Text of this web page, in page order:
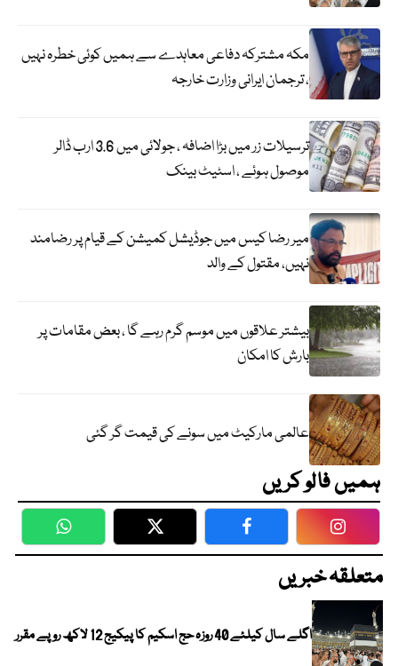
مکہ مشترکہ دفاعی معاہدے سے ہمیں کوئی خطرہ نہیں
، ترجمان ایرانی وزارت خارجہ
ترسیلات زر میں بڑا اضافہ ، جولائی میں 3.6 ارب ڈالر
موصول ہوئے ، اسٹیٹ بینک
میر رضا کیس میں جوڈیشل کمیشن کے قیام پر رضامند
نہیں، مقتول کے والد
بیشتر علاقوں میں موسم گرم رہے گا ، بعض مقامات پر
بارش کا امکان
عالمی مارکیٹ میں سونے کی قیمت گر گئی
ہمیں فالو کریں
WhatsApp Twitter Facebook
متعلقہ خبریں
اگلے سال کیلئے 40 روزہ حج اسکیم کا پیکیج 12 لاکھ روپے مقرر